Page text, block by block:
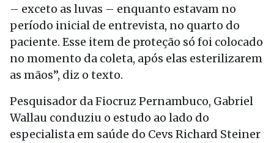
– exceto as luvas – enquanto estavam no
período inicial de entrevista, no quarto do
paciente. Esse item de proteção só foi colocado
no momento da coleta, após elas esterilizarem
as mãos”, diz o texto.
Pesquisador da Fiocruz Pernambuco, Gabriel
Wallau conduziu o estudo ao lado do
especialista em saúde do Cevs Richard Steiner